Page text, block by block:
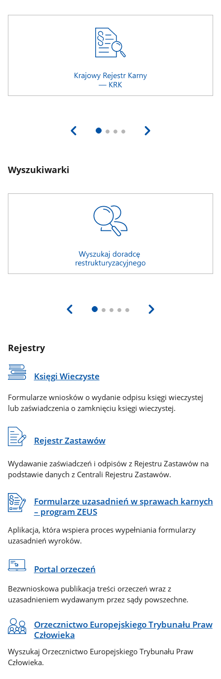
Wyszukiwarki
Rejestry
Księgi Wieczyste
Formularze wniosków o wydanie odpisu księgi wieczystej
lub zaświadczenia o zamknięciu księgi wieczystej.
Rejestr Zastawów
Wydawanie zaświadczeń i odpisów z Rejestru Zastawów na
podstawie danych z Centrali Rejestru Zastawów.
Formularze uzasadnień w sprawach karnych
– program ZEUS
Aplikacja, która wspiera proces wypełniania formularzy
uzasadnień wyroków.
Portal orzeczeń
Bezwnioskowa publikacja treści orzeczeń wraz z
uzasadnieniem wydawanym przez sądy powszechne.
Orzecznictwo Europejskiego Trybunału Praw
Człowieka
Wyszukaj Orzecznictwo Europejskiego Trybunału Praw
Człowieka.